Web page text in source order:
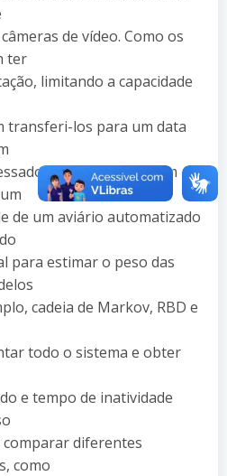
de vídeo. Como os
ter
limitando a capacidade
transferi-los para um data
Este trabalho tem
de um aviário automatizado
para estimar o peso das
cadeia de Markov, RBD e
todo o sistema e obter
e tempo de inatividade
diferentes
como